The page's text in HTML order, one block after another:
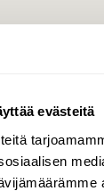
evästeitä